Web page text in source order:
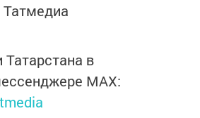
Татмедиа
Татарстана в
MАХ: